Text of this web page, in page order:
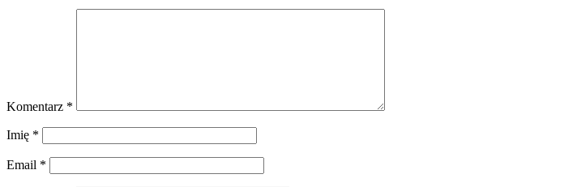
Komentarz *
Imię *
Email *